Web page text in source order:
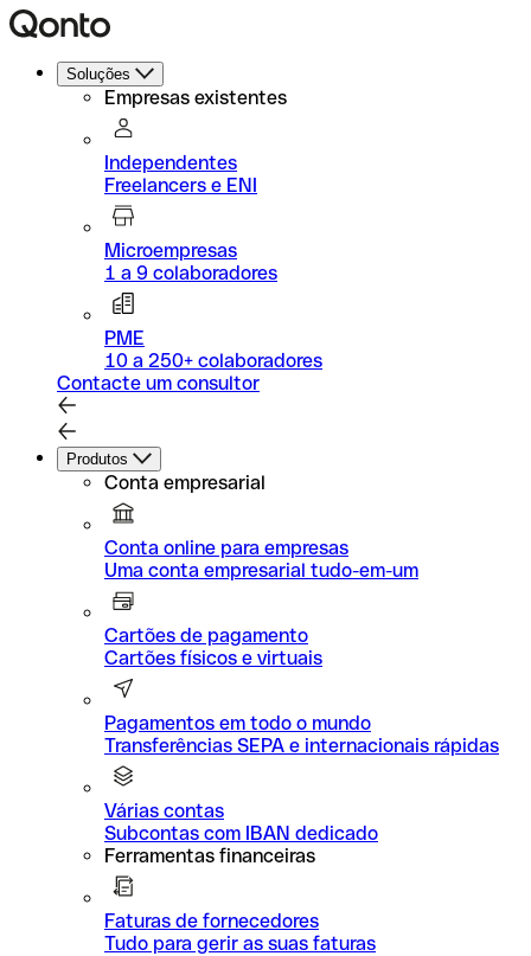
Soluções
Empresas existentes
Independentes
Freelancers e ENI
Microempresas
1 a 9 colaboradores
PME
10 a 250+ colaboradores
Contacte um consultor
Produtos
Conta empresarial
Conta online para empresas
Uma conta empresarial tudo-em-um
Cartões de pagamento
Cartões físicos e virtuais
Pagamentos em todo o mundo
Transferências SEPA e internacionais rápidas
Várias contas
Subcontas com IBAN dedicado
Ferramentas financeiras
Faturas de fornecedores
Tudo para gerir as suas faturas